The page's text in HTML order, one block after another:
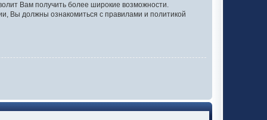
Вам получить более широкие возможности.
Вы должны ознакомиться с правилами и политикой